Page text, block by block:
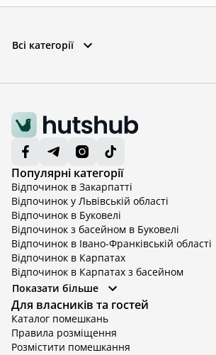
Всі категорії
Популярні категорії
Відпочинок в Закарпатті
Відпочинок у Львівській області
Відпочинок в Буковелі
Відпочинок з басейном в Буковелі
Відпочинок в Івано-Франківській області
Відпочинок в Карпатах
Відпочинок в Карпатах з басейном
Відпочинок в Київській області
Відпочинок в Київській області з басейном
Відпочинок в Тернопільській області
Відпочинок у Вінницькій області
Відпочинок в Яремче
Показати більше
Для власників та гостей
Каталог помешкань
Правила розміщення
Розмістити помешкання